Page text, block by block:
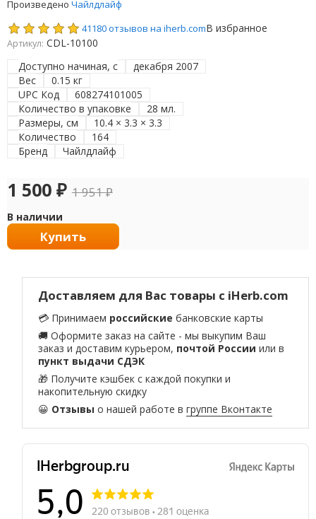
Произведено Чайлдлайф
41180 отзывов на iherb.comВ избранное
Артикул: CDL-10100
Доступно начиная, с
декабря 2007
Вес
0.15 кг
UPC Код
608274101005
Количество в упаковке
28 мл.
Размеры, см
10.4 × 3.3 × 3.3
Количество
164
Бренд
Чайлдлайф
1 500 ₽ 1 951₽
В наличии
Купить
Доставляем для Вас товары с iHerb.com
💳 Принимаем российские банковские карты
🚚 Оформите заказ на сайте - мы выкупим Ваш
заказ и доставим курьером, почтой России или в
пункт выдачи СДЭК
🎁 Получите кэшбек с каждой покупки и
накопительную скидку
😀 Отзывы о нашей работе вгруппе Вконтакте